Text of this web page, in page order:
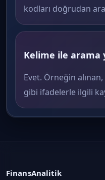
kodları doğrudan
Kelime ile arama
Evet. Örneğin
gibi ifadelerle ilgili
FinansAnalitik